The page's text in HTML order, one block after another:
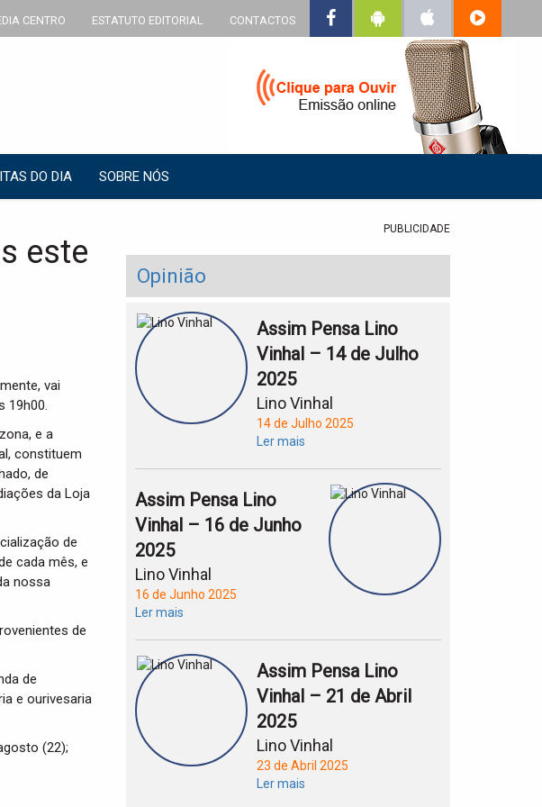
CENTRO ESTATUTO EDITORIAL CONTACTOS
DO DIA SOBRE NÓS
este
vai
19h00.
e a
constituem
de
da Loja
de
cada mês, e
nossa
de
de
e ourivesaria
(22);
PUBLICIDADE
Opinião
Assim Pensa Lino
Vinhal – 14 de Julho
2025
Lino Vinhal
14 de Julho 2025
Ler mais
Assim Pensa Lino
Vinhal – 16 de Junho
2025
Lino Vinhal
16 de Junho 2025
Ler mais
Assim Pensa Lino
Vinhal – 21 de Abril
2025
Lino Vinhal
23 de Abril 2025
Ler mais